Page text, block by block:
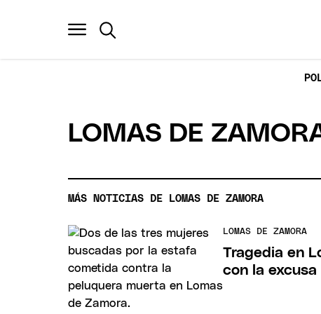
LOMAS DE
MÁS NOTICIAS DE LOMAS DE ZAMORA
LOMAS DE ZAMORA
Tragedia en
con la